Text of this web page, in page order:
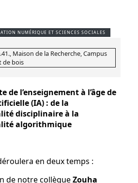
NUMÉRIQUE ET SCIENCES SOCIALES
Maison de la Recherche, Campus
de bois
de l’enseignement à l’âge de
(IA) : de la
disciplinaire à la
algorithmique
en deux temps :
de notre collègueZouha